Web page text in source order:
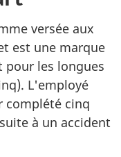
versée aux
est une marque
pour les longues
L'employé
complété cinq
à un accident